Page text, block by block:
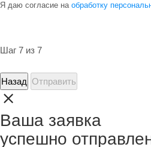
Я даю согласие на обработку
Шаг 7 из 7
Назад Отправить
Ваша заявка
успешно